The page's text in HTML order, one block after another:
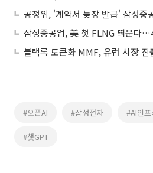
공정위, '계약서 늦장 발급' 삼성중
삼성중공업, 美 첫 FLNG 띄운다
블랙록 토큰화 MMF, 유럽 시장 진
#오픈AI #삼성전자 #AI인
#챗GPT